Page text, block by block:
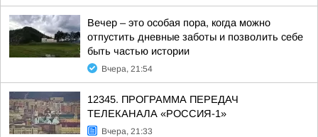
Вечер – это особая пора, когда можно
отпустить дневные заботы и позволить себе
быть частью истории
Вчера, 21:54
12345. ПРОГРАММА ПЕРЕДАЧ
ТЕЛЕКАНАЛА «РОССИЯ-1»
Вчера, 21:33